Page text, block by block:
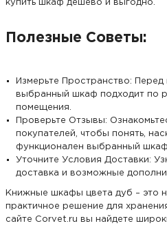
купить шкаф дешево и выгодно.
Полезные Советы:
Измерьте Пространство: Перед
выбранный шкаф подходит по
помещения.
Проверьте Отзывы:
покупателей, чтобы понять,
функционален выбранный
Уточните Условия Доставки:
доставка и возможные
Книжные шкафы цвета дуб – это
практичное решение для
сайте Corvet.ru вы найдете